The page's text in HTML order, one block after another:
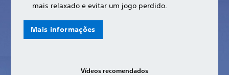
mais relaxado e evitar um jogo perdido.
Mais informações
Vídeos recomendados